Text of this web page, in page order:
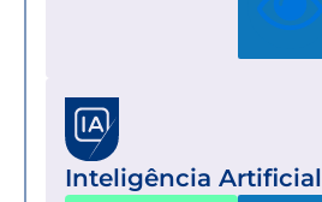
Inteligência Artificial